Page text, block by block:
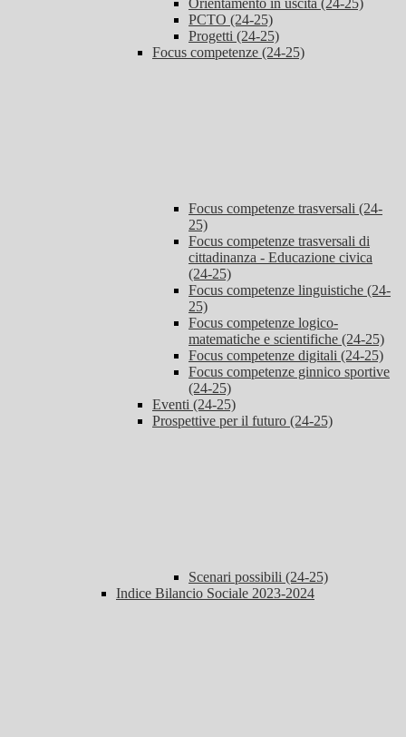
Orientamento in uscita (24-25)
PCTO (24-25)
Progetti (24-25)
Focus competenze (24-25)
Focus competenze trasversali (24-
25)
Focus competenze trasversali di
cittadinanza - Educazione civica
(24-25)
Focus competenze linguistiche (24-
25)
Focus competenze logico-
matematiche e scientifiche (24-25)
Focus competenze digitali (24-25)
Focus competenze ginnico sportive
(24-25)
Eventi (24-25)
Prospettive per il futuro (24-25)
Scenari possibili (24-25)
Indice Bilancio Sociale 2023-2024